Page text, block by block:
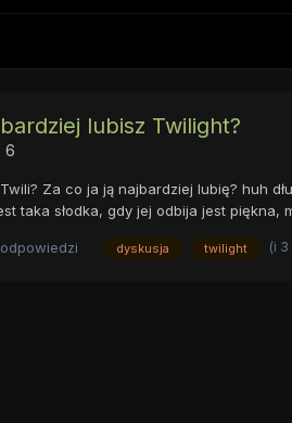
lubisz Twilight?
6
Za co ja ją najbardziej lubię? huh
taka słodka, gdy jej odbija jest piękna,
dyskusja twilight (i